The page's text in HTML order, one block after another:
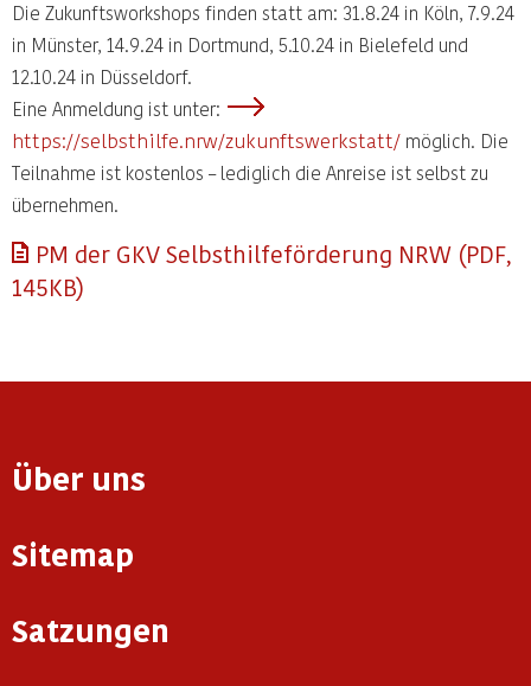
Die Zukunftsworkshops finden statt am: 31.8.24 in Köln, 7.9.24
in Münster, 14.9.24 in Dortmund, 5.10.24 in Bielefeld und
12.10.24 in Düsseldorf.
Eine Anmeldung ist unter:
https://selbsthilfe.nrw/zukunftswerkstatt/ möglich. Die
Teilnahme ist kostenlos – lediglich die Anreise ist selbst zu
übernehmen.
PM der GKV Selbsthilfeförderung NRW (PDF,
145KB)
Über uns
Sitemap
Satzungen